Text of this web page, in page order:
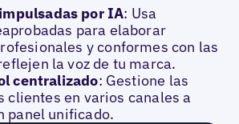
por IA: Usa
para elaborar
y conformes con las
la voz de tu marca.
centralizado: Gestione las
clientes en varios canales a
panel unificado.